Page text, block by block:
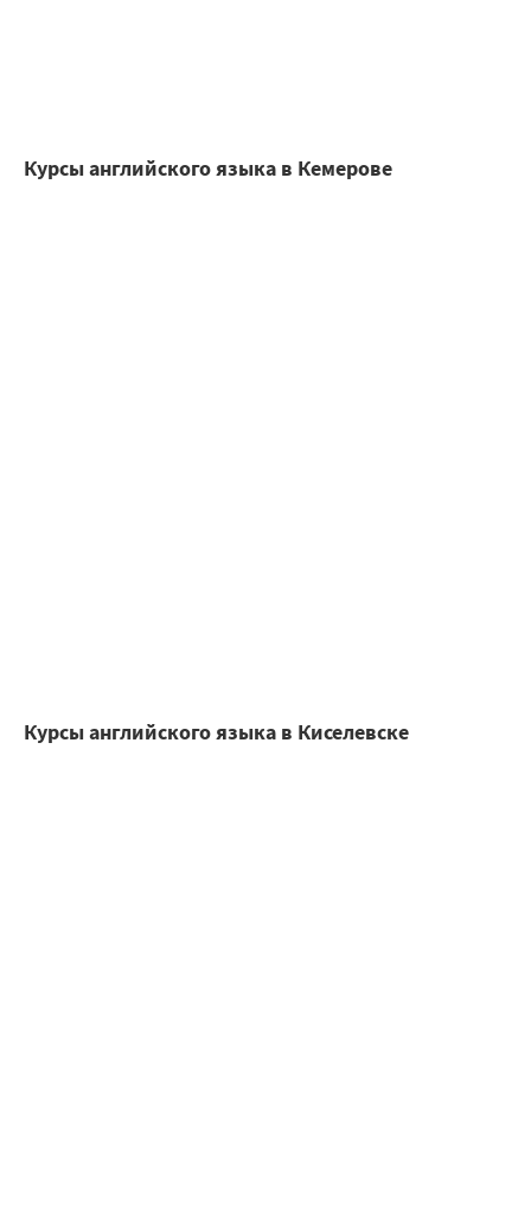
Курсы английского языка в Кемерове
Курсы английского языка в Киселевске